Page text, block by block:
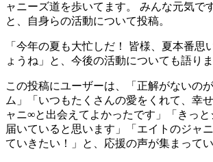
ャニーズ道を歩いてます。 みんな元気で
と、自身らの活動について投稿。
「今年の夏も大忙しだ！ 皆様、夏本番思
ょうね」と、今後の活動についても語りま
この投稿にユーザーは、「正解がないの
ム」「いつもたくさんの愛をくれて、幸
ャニ∞と出会えてよかったです」「きっ
届いていると思います」「エイトのジャ
ていきたい！」と、応援の声が集まってい